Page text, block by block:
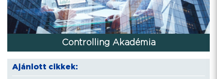
Controlling Akadémia
Ajánlott cikkek: